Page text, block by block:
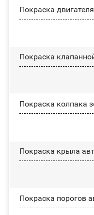
Покраска
Покраска
Покраска колпака
Покраска крыла
Покраска порогов